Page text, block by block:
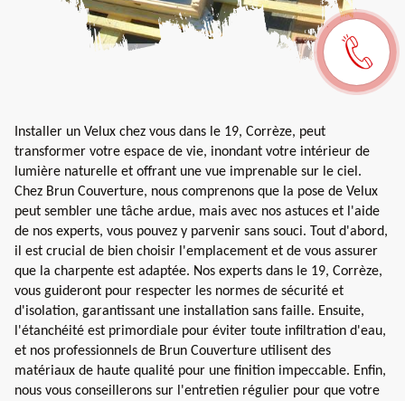
Installer un Velux chez vous dans le 19, Corrèze, peut
transformer votre espace de vie, inondant votre intérieur de
lumière naturelle et offrant une vue imprenable sur le ciel.
Chez Brun Couverture, nous comprenons que la pose de Velux
peut sembler une tâche ardue, mais avec nos astuces et l'aide
de nos experts, vous pouvez y parvenir sans souci. Tout d'abord,
il est crucial de bien choisir l'emplacement et de vous assurer
que la charpente est adaptée. Nos experts dans le 19, Corrèze,
vous guideront pour respecter les normes de sécurité et
d'isolation, garantissant une installation sans faille. Ensuite,
l'étanchéité est primordiale pour éviter toute infiltration d'eau,
et nos professionnels de Brun Couverture utilisent des
matériaux de haute qualité pour une finition impeccable. Enfin,
nous vous conseillerons sur l'entretien régulier pour que votre